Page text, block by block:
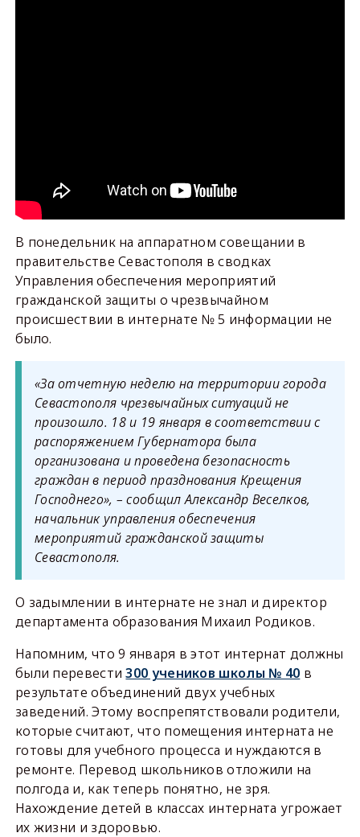
В понедельник на аппаратном совещании в
правительстве Севастополя в сводках
Управления обеспечения мероприятий
гражданской защиты о чрезвычайном
происшествии в интернате № 5 информации не
было.
«За отчетную неделю на территории города
Севастополя чрезвычайных ситуаций не
произошло. 18 и 19 января в соответствии с
распоряжением Губернатора была
организована и проведена безопасность
граждан в период празднования Крещения
Господнего», – сообщил Александр Веселков,
начальник управления обеспечения
мероприятий гражданской защиты
Севастополя.
О задымлении в интернате не знал и директор
департамента образования Михаил Родиков.
Напомним, что 9 января в этот интернат должны
были перевести300 учеников школы № 40 в
результате объединений двух учебных
заведений. Этому воспрепятствовали родители,
которые считают, что помещения интерната не
готовы для учебного процесса и нуждаются в
ремонте. Перевод школьников отложили на
полгода и, как теперь понятно, не зря.
Нахождение детей в классах интерната угрожает
их жизни и здоровью.